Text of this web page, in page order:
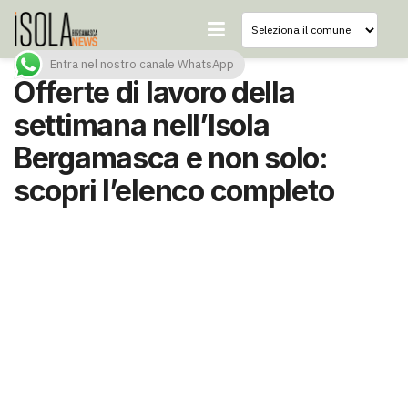
Offerte di lavoro della
settimana nell’Isola
Bergamasca e non solo:
scopri l’elenco completo
Entra nel nostro canale WhatsApp